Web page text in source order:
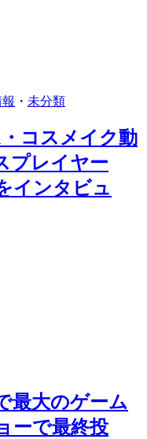
・ 未分類
・コスメイク動
プレイヤー
インタビュ
最大のゲーム
ーで最終投